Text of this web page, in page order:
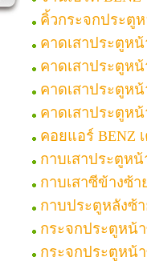
คิ้วกระจกประตูห
คาดเสาประตูหน้
คาดเสาประตูหน้
คาดเสาประตูหน้
คาดเสาประตูหน้
คอยแอร์ BENZ
กาบเสาประตูหน้
กาบเสาซีข้างซ้า
กาบประตูหลังซ้า
กระจกประตูหน้า
กระจกประตูหน้า